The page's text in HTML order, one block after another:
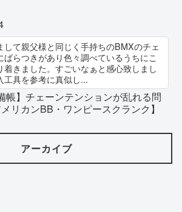
して親父様と同じく手持ちのBMXのチェ
ばらつきがあり色々調べているうちにこ
着きました。すごいなぁと感心致しまし
工具を参考に真似し...
帳】チェーンテンションが乱れる問
リカンBB・ワンピースクランク】
アーカイブ